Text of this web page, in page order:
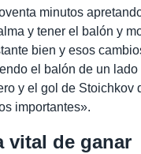
minutos
y tener el balón y
bien y esos
el balón de un
y el gol de Stoichkov
importantes».
vital de ganar